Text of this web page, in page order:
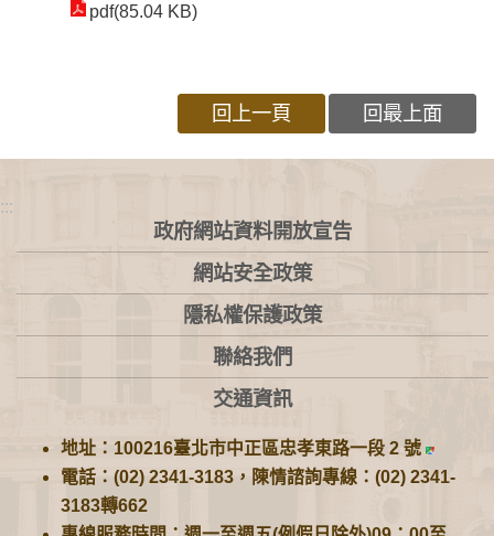
pdf(85.04 KB)
回上一頁 回最上面
:::
政府網站資料開放宣告
網站安全政策
隱私權保護政策
聯絡我們
交通資訊
地址：100216臺北市中正區忠孝東路一段 2 號
電話：(02) 2341-3183，陳情諮詢專線：(02) 2341-
3183轉662